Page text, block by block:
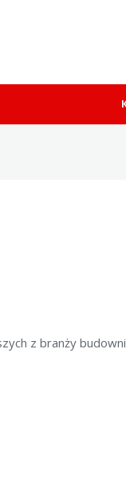
z branży